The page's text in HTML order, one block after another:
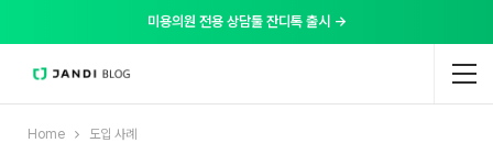
미용의원 전용 상담툴 잔디톡 출시 →
Home 도입 사례